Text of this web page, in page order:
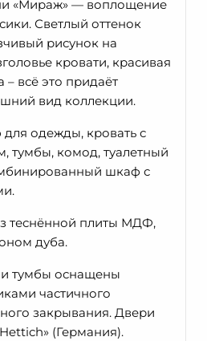
«Мираж» — воплощение
Светлый оттенок
рисунок на
кровати, красивая
– всё это придаёт
вид коллекции.
одежды, кровать с
тумбы, комод, туалетный
шкаф с
теснённой плиты МДФ,
дуба.
тумбы оснащены
частичного
закрывания. Двери
(Германия).